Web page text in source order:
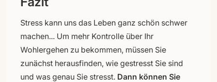
Stress kann uns das Leben ganz schön schwer
machen... Um mehr Kontrolle über Ihr
Wohlergehen zu bekommen, müssen Sie
zunächst herausfinden, wie gestresst Sie sind
und was genau Sie stresst. Dann können Sie